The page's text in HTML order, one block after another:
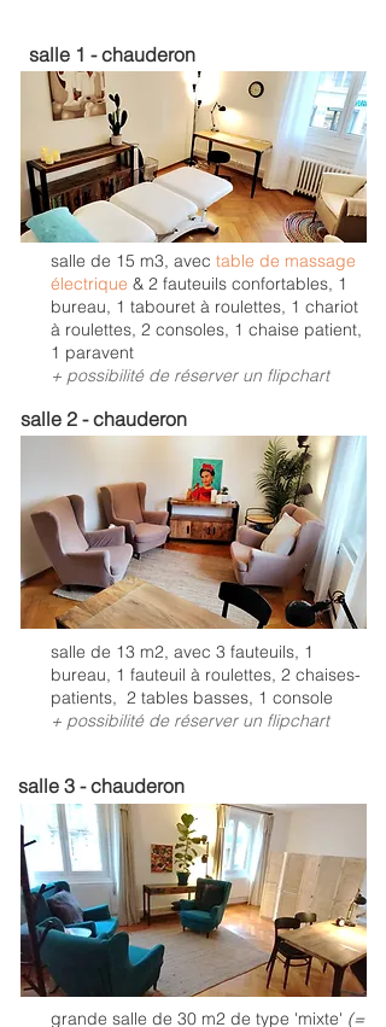
​ mais aussi et beaucoup, pour avoir ​
la possibilité de connaître ses
collègues, pas seulement 'entre-
deux-portes' ...
l' opportunité de prendre un verre,
de partager de nos petits-en-cas
préférés, et d'échanger sur d'autres
sujets, intérêts, questionnements,
l'occasion de créer des liens et du
réseautage entre Praticiens
indépendants LAVIDA
salle 1 - chauderon
salle de 15 m3, avec table de massage
électrique & 2 fauteuils confortables, 1
bureau, 1 tabouret à roulettes, 1 chariot
à roulettes, 2 consoles, 1 chaise patient,
1 paravent
+ possibilité de réserver un flipchart
salle 2 - chauderon
salle de 13 m2, avec 3 fauteuils, 1
bureau, 1 fauteuil à roulettes, 2 chaises-
patients, 2 tables basses, 1 console
+ possibilité de réserver un flipchart
salle 3 - chauderon
grande salle de 30 m2 de type 'mixte' (=